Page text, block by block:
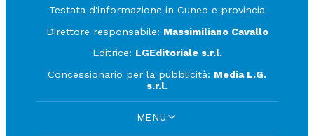
Testata d'informazione in Cuneo e provincia
Direttore responsabile: Massimiliano Cavallo
Editrice: LGEditoriale s.r.l.
Concessionario per la pubblicità: Media L.G.
s.r.l.
MENU